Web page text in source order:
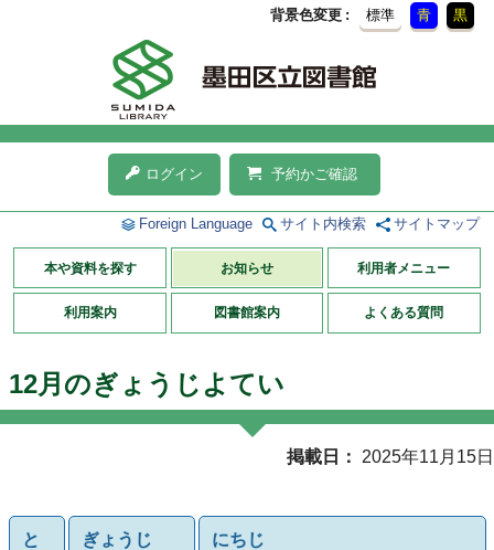
背景色変更 標準 青 黒
ログイン 予約かご確認
Foreign Language サイト内検索 サイトマップ
本や資料を探す お知らせ 利用者メニュー
利用案内 図書館案内 よくある質問
12月のぎょうじよてい
掲載日 2025年11月15日
と
ぎょうじ にちじ